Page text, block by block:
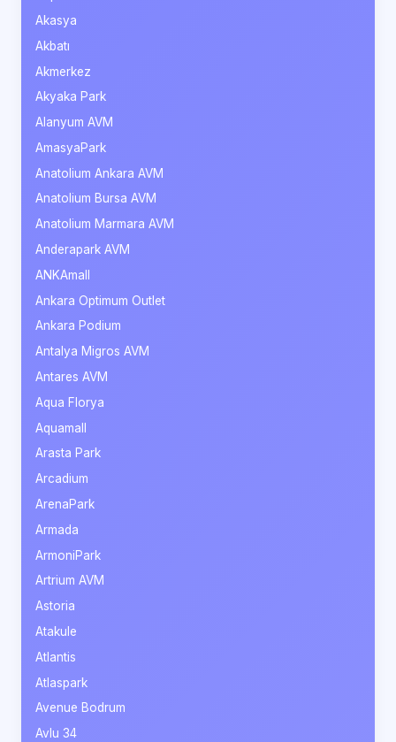
Akasya
Akbatı
Akmerkez
Akyaka Park
Alanyum AVM
AmasyaPark
Anatolium Ankara AVM
Anatolium Bursa AVM
Anatolium Marmara AVM
Anderapark AVM
ANKAmall
Ankara Optimum Outlet
Ankara Podium
Antalya Migros AVM
Antares AVM
Aqua Florya
Aquamall
Arasta Park
Arcadium
ArenaPark
Armada
ArmoniPark
Artrium AVM
Astoria
Atakule
Atlantis
Atlaspark
Avenue Bodrum
Avlu 34